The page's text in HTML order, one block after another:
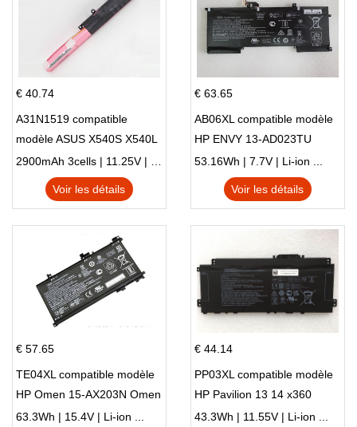
€ 40.74
A31N1519 compatible
modèle ASUS X540S X540L
X540LA-SI302 X540SA
X540S
2900mAh 3cells | 11.25V | Li-ion ...
Voir les détails
€ 63.65
AB06XL compatible modèle
HP ENVY 13-AD023TU
HSTNN-DB8C 921438-855
TPN-I128
53.16Wh | 7.7V | Li-ion ...
Voir les détails
€ 57.65
TE04XL compatible modèle
HP Omen 15-AX203N Omen
15 Series Pavilion 15 Series
63.3Wh | 15.4V | Li-ion ...
€ 44.14
PP03XL compatible modèle
HP Pavilion 13 14 x360
L83388-AC1 L83388-421
43.3Wh | 11.55V | Li-ion ...